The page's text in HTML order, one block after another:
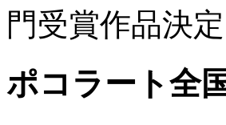
門受賞作品決定
ポコラート全